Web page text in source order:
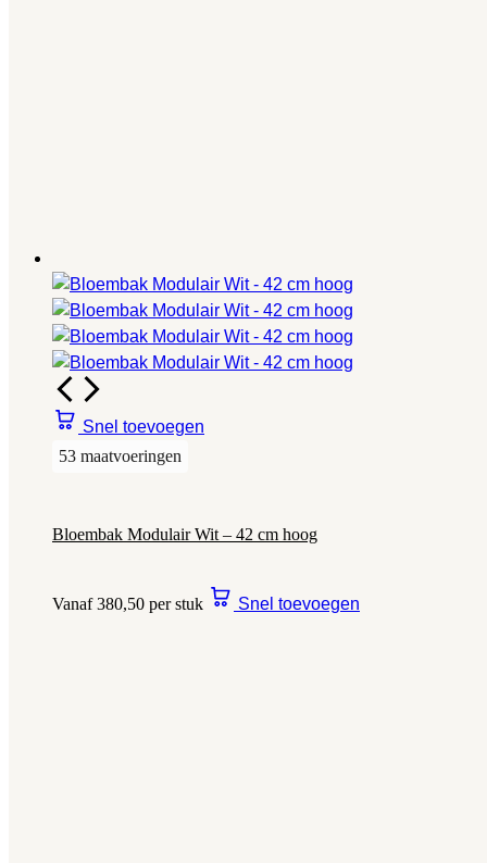
Snel toevoegen
53 maatvoeringen
Bloembak Modulair Wit – 42 cm hoog
Vanaf 380,50 per stuk Snel toevoegen